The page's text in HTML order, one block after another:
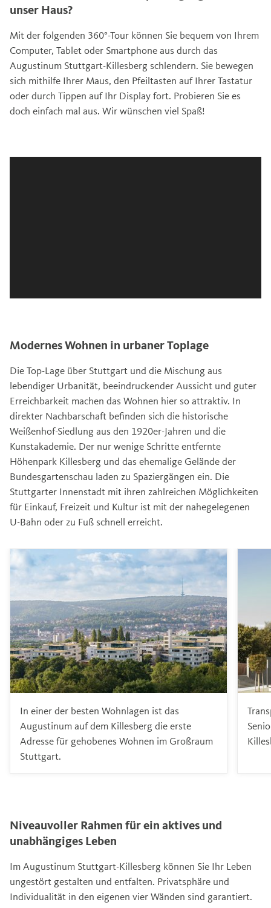
unser Haus?
Mit der folgenden 360°-Tour können Sie bequem von Ihrem
Computer, Tablet oder Smartphone aus durch das
Augustinum Stuttgart-Killesberg schlendern. Sie bewegen
sich mithilfe Ihrer Maus, den Pfeiltasten auf Ihrer Tastatur
oder durch Tippen auf Ihr Display fort. Probieren Sie es
doch einfach mal aus. Wir wünschen viel Spaß!
Modernes Wohnen in urbaner Toplage
Die Top-Lage über Stuttgart und die Mischung aus
lebendiger Urbanität, beeindruckender Aussicht und guter
Erreichbarkeit machen das Wohnen hier so attraktiv. In
direkter Nachbarschaft befinden sich die historische
Weißenhof-Siedlung aus den 1920er-Jahren und die
Kunstakademie. Der nur wenige Schritte entfernte
Höhenpark Killesberg und das ehemalige Gelände der
Bundesgartenschau laden zu Spaziergängen ein. Die
Stuttgarter Innenstadt mit ihren zahlreichen Möglichkeiten
für Einkauf, Freizeit und Kultur ist mit der nahegelegenen
U-Bahn oder zu Fuß schnell erreicht.
In einer der besten Wohnlagen ist das
Augustinum auf dem Killesberg die erste
Adresse für gehobenes Wohnen im Großraum
Stuttgart.
Niveauvoller Rahmen für ein aktives und
unabhängiges Leben
Im Augustinum Stuttgart-Killesberg können Sie Ihr Leben
ungestört gestalten und entfalten. Privatsphäre und
Individualität in den eigenen vier Wänden sind garantiert.